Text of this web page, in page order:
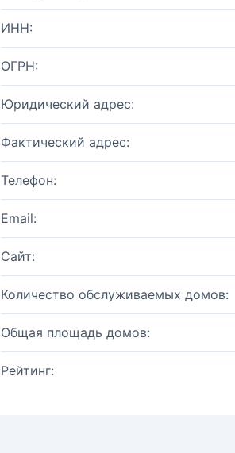
ИНН:
ОГРН:
Юридический адрес:
Фактический адрес:
Телефон:
Email:
Сайт:
Количество обслуживаемых домов:
Общая площадь домов:
Рейтинг: